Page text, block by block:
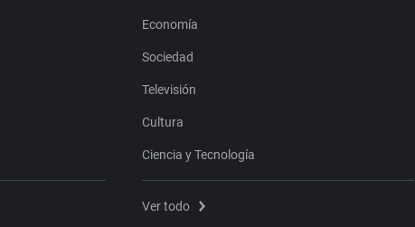
Economía
Sociedad
Televisión
Cultura
Ciencia y Tecnología
Ver todo